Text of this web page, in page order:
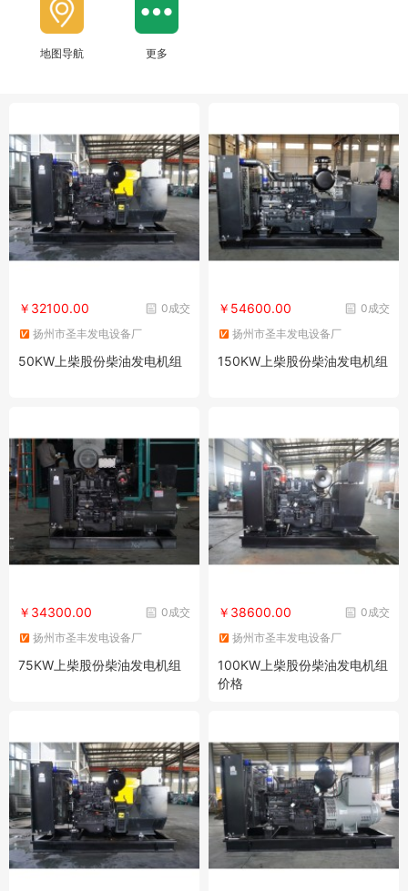
地图导航 更多
0成交
￥32100.00
扬州市圣丰发电设备厂
50KW上柴股份柴油发电机组
0成交
￥54600.00
扬州市圣丰发电设备厂
150KW上柴股份柴油发电机组
0成交
￥34300.00
扬州市圣丰发电设备厂
75KW上柴股份柴油发电机组
0成交
￥38600.00
扬州市圣丰发电设备厂
100KW上柴股份柴油发电机组
价格